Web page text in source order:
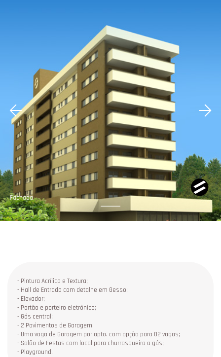
Fachada
- Pintura Acrílica e Textura;
- Hall de Entrada com detalhe em Gesso;
- Elevador;
- Portão e porteiro eletrônico;
- Gás central;
- 2 Pavimentos de Garagem;
- Uma vaga de Garagem por apto. com opção para 02 vagas;
- Salão de Festas com local para churrasqueira a gás;
- Playground.